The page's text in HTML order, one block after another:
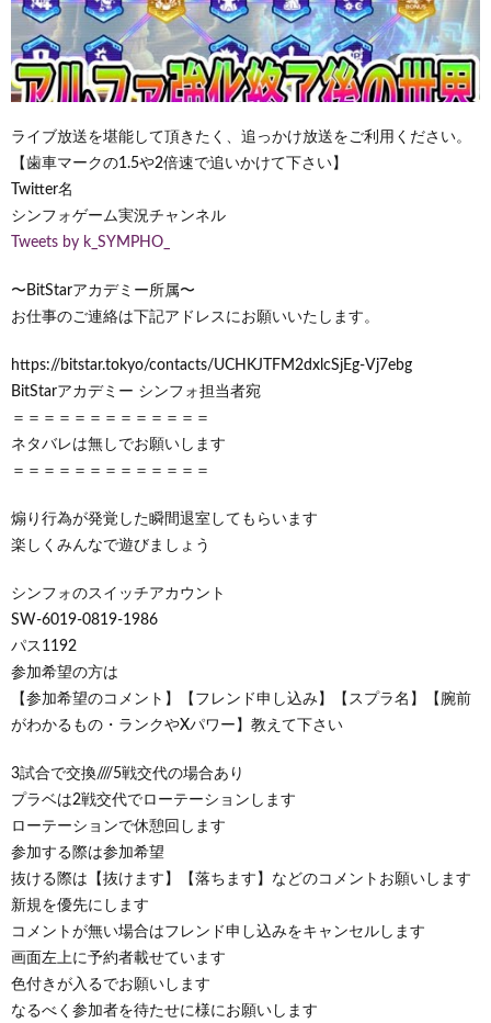
ライブ放送を堪能して頂きたく、追っかけ放送をご利用ください。
【歯車マークの1.5や2倍速で追いかけて下さい】
Twitter名
シンフォゲーム実況チャンネル
Tweets by k_SYMPHO_
〜BitStarアカデミー所属〜
お仕事のご連絡は下記アドレスにお願いいたします。
https://bitstar.tokyo/contacts/UCHKJTFM2dxlcSjEg-Vj7ebg
BitStarアカデミー シンフォ担当者宛
＝＝＝＝＝＝＝＝＝＝＝＝＝
ネタバレは無しでお願いします
＝＝＝＝＝＝＝＝＝＝＝＝＝
煽り行為が発覚した瞬間退室してもらいます
楽しくみんなで遊びましょう
シンフォのスイッチアカウント
​SW-6019-0819-1986
パス1192
参加希望の方は
【参加希望のコメント】【フレンド申し込み】【スプラ名】【腕前
がわかるもの・ランクやXパワー】教えて下さい
3試合で交換////5戦交代の場合あり
プラベは2戦交代でローテーションします
ローテーションで休憩回します
参加する際は参加希望
抜ける際は【抜けます】【落ちます】などのコメントお願いします
新規を優先にします
コメントが無い場合はフレンド申し込みをキャンセルします
画面左上に予約者載せています
色付きが入るでお願いします
なるべく参加者を待たせに様にお願いします